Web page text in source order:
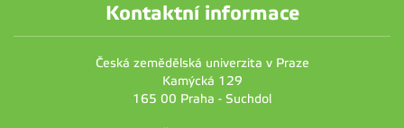
Kontaktní informace
Česká zemědělská univerzita v Praze
Kamýcká 129
165 00 Praha - Suchdol